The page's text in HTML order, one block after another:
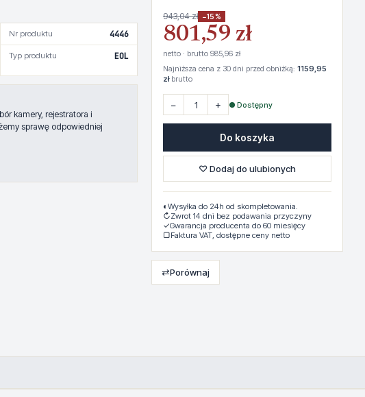
Nr produktu 4446
Typ produktu EOL
kamery, rejestratora i
sprawę odpowiedniej
943,04 zł −15%
801,59 zł
netto · brutto 985,96 zł
Najniższa cena z 30 dni przed obniżką: 1159,95
złbrutto
− + ● Dostępny
Do koszyka
♡ Dodaj do ulubionych
◐ Wysyłka do 24h od skompletowania.
↻Zwrot 14 dni bez podawania przyczyny
✓Gwarancja producenta do 60 miesięcy
▢Faktura VAT, dostępne ceny netto
⇄Porównaj